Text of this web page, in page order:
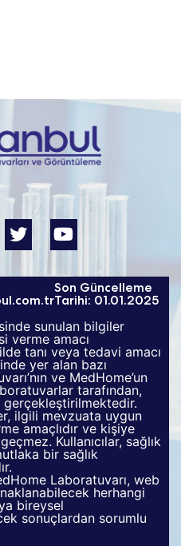
Son Güncelleme
Tarihi: 01.01.2025
sunulan bilgiler
verme amacı
tanı veya tedavi amacı
yer alan bazı
ve MedHome’un
tarafından,
gerçekleştirilmektedir.
ilgili mevzuata uygun
amaçlıdır ve kişiye
Kullanıcılar, sağlık
bir sağlık
Laboratuvarı, web
herhangi
bireysel
sonuçlardan sorumlu